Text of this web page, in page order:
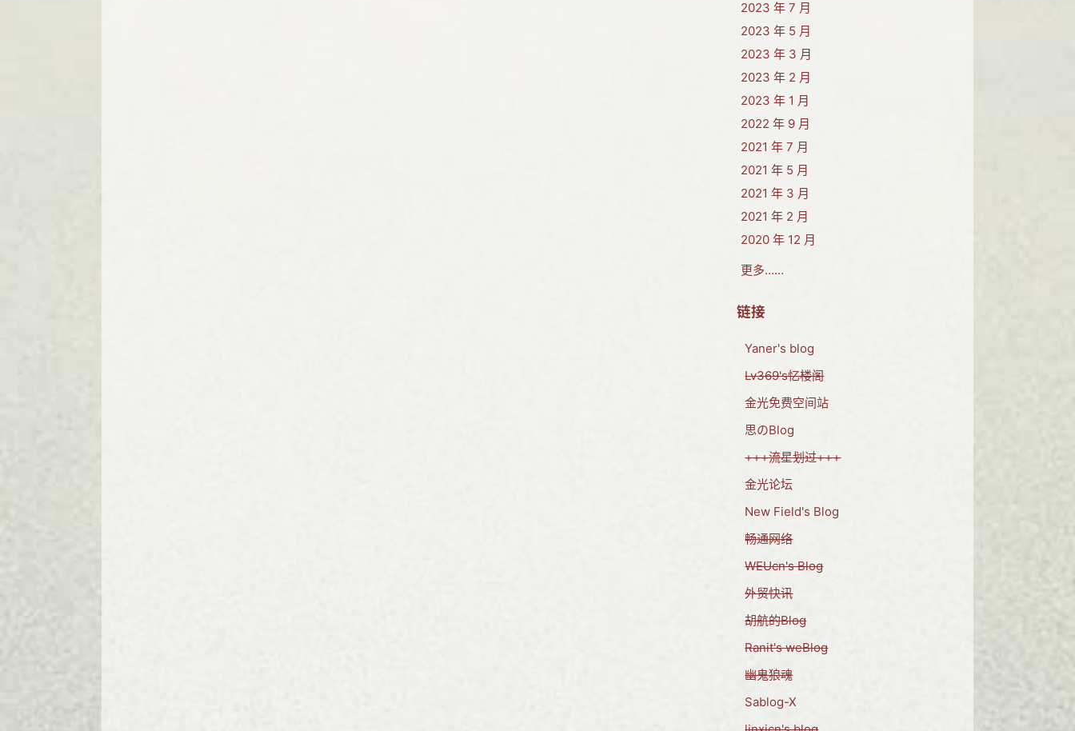
2023 年 7 月
2023 年 5 月
2023 年 3 月
2023 年 2 月
2023 年 1 月
2022 年 9 月
2021 年 7 月
2021 年 5 月
2021 年 3 月
2021 年 2 月
2020 年 12 月
更多……
链接
Yaner's blog
Lv369's忆楼阁
金光免费空间站
思のBlog
+++流星划过+++
金光论坛
New Field's Blog
畅通网络
WEUcn's Blog
外贸快讯
胡航的Blog
Ranit's weBlog
幽鬼狼魂
Sablog-X